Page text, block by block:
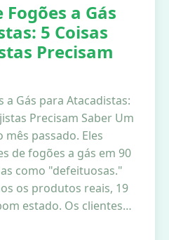
a Gás
5 Coisas
Precisam
a Gás para Atacadistas:
Precisam Saber Um
passado. Eles
de fogões a gás em 90
como "defeituosas."
os produtos reais, 19
estado. Os clientes…